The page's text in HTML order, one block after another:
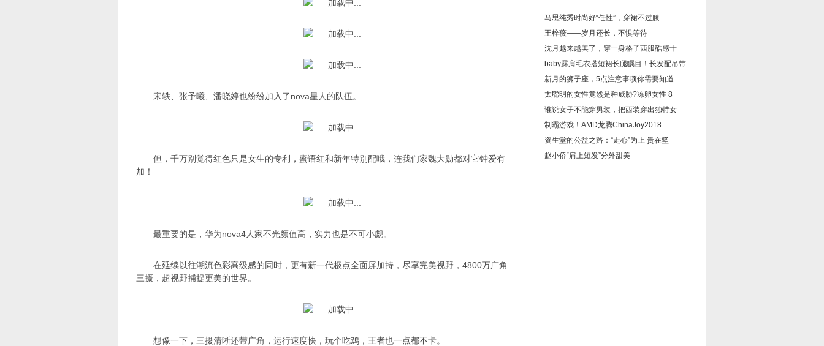
宋轶、张予曦、潘晓婷也纷纷加入了nova星人的队伍。
但，千万别觉得红色只是女生的专利，蜜语红和新年特别配哦，连我们家魏大勋都对它钟爱有
加！
最重要的是，华为nova4人家不光颜值高，实力也是不可小觑。
在延续以往潮流色彩高级感的同时，更有新一代极点全面屏加持，尽享完美视野，4800万广角
三摄，超视野捕捉更美的世界。
想像一下，三摄清晰还带广角，运行速度快，玩个吃鸡，王者也一点都不卡。
​马思纯秀时尚好“任性”，穿裙不过膝
​王梓薇——岁月还长，不惧等待
​沈月越来越美了，穿一身格子西服酷感十
​baby露肩毛衣搭短裙长腿瞩目！长发配吊带
​新月的狮子座，5点注意事项你需要知道
​太聪明的女性竟然是种威胁?冻卵女性 8
​谁说女子不能穿男装，把西装穿出独特女
​制霸游戏！AMD龙腾ChinaJoy2018
​资生堂的公益之路：“走心”为上 贵在坚
​赵小侨“肩上短发”分外甜美